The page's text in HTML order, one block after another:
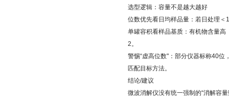
选型逻辑：容量不是越大越好
位数优先看日均样品量：若日处理
单罐容积看样品基质：有机物含量
2。
警惕“虚高位数"：部分仪器标称40
匹配目标方法。
结论/建议
微波消解仪没有统一强制的“消解容